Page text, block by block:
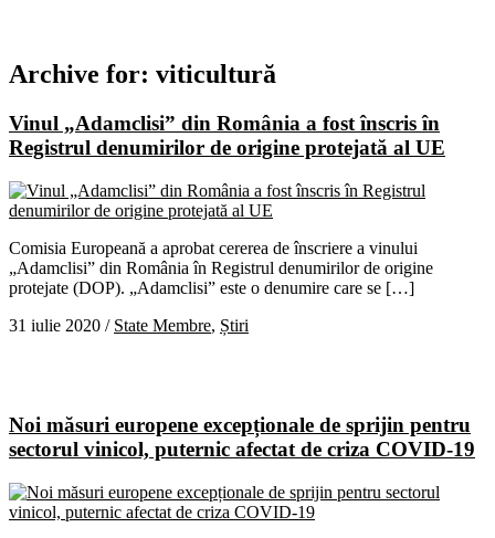
Archive for: viticultură
Vinul „Adamclisi” din România a fost înscris în
Registrul denumirilor de origine protejată al UE
Comisia Europeană a aprobat cererea de înscriere a vinului
„Adamclisi” din România în Registrul denumirilor de origine
protejate (DOP). „Adamclisi” este o denumire care se […]
31 iulie 2020 / State Membre, Știri
Noi măsuri europene excepționale de sprijin pentru
sectorul vinicol, puternic afectat de criza COVID-19